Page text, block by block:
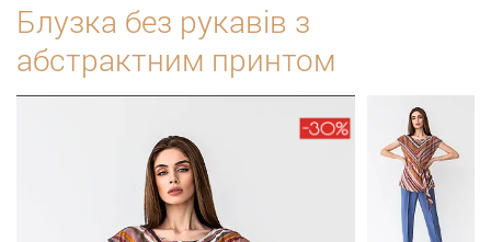
Блузка без рукавів з
абстрактним принтом